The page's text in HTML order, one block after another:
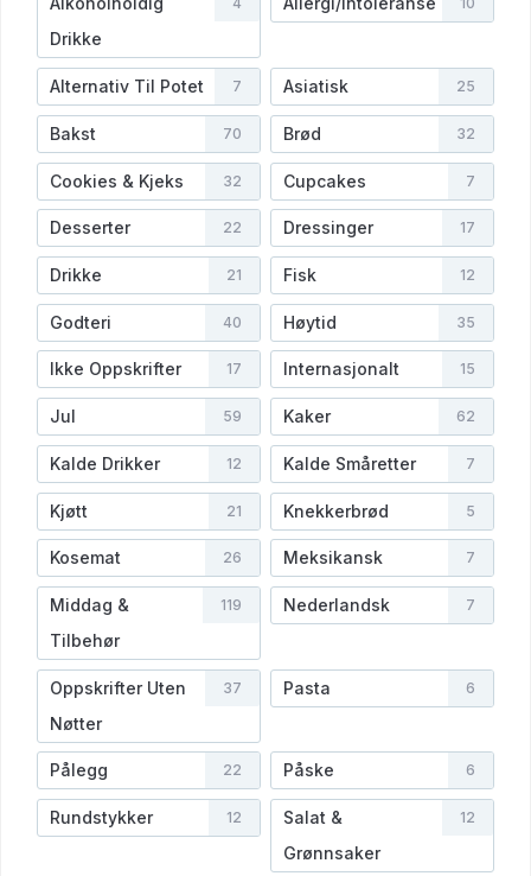
Drikke
Alternativ Til Potet 7 Asiatisk 25
Bakst 70 Brød 32
Cookies & Kjeks 32 Cupcakes 7
Desserter 22 Dressinger 17
Drikke 21 Fisk 12
Godteri 40 Høytid 35
Ikke Oppskrifter 17 Internasjonalt 15
Jul 59 Kaker 62
Kalde Drikker 12 Kalde Småretter 7
Kjøtt 21 Knekkerbrød 5
Kosemat 26 Meksikansk 7
Middag &
Tilbehør
119 Nederlandsk 7
Oppskrifter Uten
Nøtter
37 Pasta 6
Pålegg 22 Påske 6
Rundstykker 12
Salat &
Grønnsaker
12